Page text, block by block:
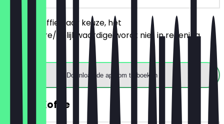
Bestel 2 koffie naar keuze, het
goedkopere/gelijkwaardige wordt niet in rekening
gebracht.
Download de app om te boeken
GRATIS Koffie